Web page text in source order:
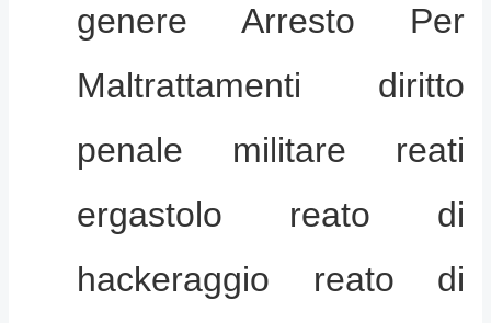
genere Arresto Per
Maltrattamenti diritto
penale militare reati
ergastolo reato di
hackeraggio reato di